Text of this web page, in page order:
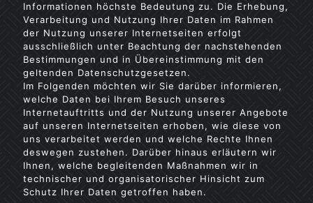
Informationen höchste Bedeutung zu. Die Erhebung,
Verarbeitung und Nutzung Ihrer Daten im Rahmen
der Nutzung unserer Internetseiten erfolgt
ausschließlich unter Beachtung der nachstehenden
Bestimmungen und in Übereinstimmung mit den
geltenden Datenschutzgesetzen.
Im Folgenden möchten wir Sie darüber informieren,
welche Daten bei Ihrem Besuch unseres
Internetauftritts und der Nutzung unserer Angebote
auf unseren Internetseiten erhoben, wie diese von
uns verarbeitet werden und welche Rechte Ihnen
deswegen zustehen. Darüber hinaus erläutern wir
Ihnen, welche begleitenden Maßnahmen wir in
technischer und organisatorischer Hinsicht zum
Schutz Ihrer Daten getroffen haben.